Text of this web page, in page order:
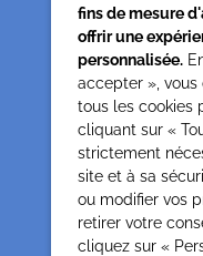
62
fins de mesure
offrir une
personnalisée.
accepter »,
tous les cookies
cliquant sur «
strictement
site et à sa
ou modifier vos
retirer votre
cliquez sur «